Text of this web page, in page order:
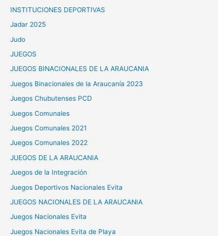
INSTITUCIONES DEPORTIVAS
Jadar 2025
Judo
JUEGOS
JUEGOS BINACIONALES DE LA ARAUCANIA
Juegos Binacionales de la Araucanía 2023
Juegos Chubutenses PCD
Juegos Comunales
Juegos Comunales 2021
Juegos Comunales 2022
JUEGOS DE LA ARAUCANIA
Juegos de la Integración
Juegos Deportivos Nacionales Evita
JUEGOS NACIONALES DE LA ARAUCANIA
Juegos Nacionales Evita
Juegos Nacionales Evita de Playa